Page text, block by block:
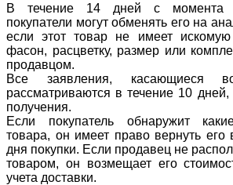
В течение 14 дней с момента
покупатели могут обменять его на
если этот товар не имеет
фасон, расцветку, размер или
продавцом.
Все заявления, касающиеся
рассматриваются в течение 10
получения.
Если покупатель обнаружит
товара, он имеет право вернуть его
дня покупки. Если продавец не
товаром, он возмещает его
учета доставки.